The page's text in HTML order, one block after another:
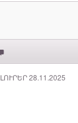
ԼՈՒՐԵՐ 28.11.2025